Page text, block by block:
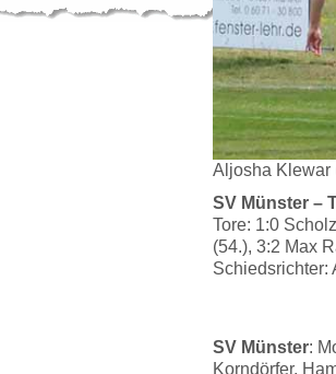
Aljosha Klewar
SV Münster –
Tore: 1:0
(54.), 3:2 Max
Schiedsrichter:
SV Münster:
Korndörfer,